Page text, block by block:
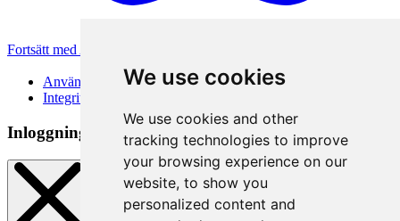
We use cookies
We use cookies and other
tracking technologies to improve
your browsing experience on our
website, to show you
personalized content and
Fortsätt med Apple
Användarvillkor
Integritetspolicy
Inloggningsmetod